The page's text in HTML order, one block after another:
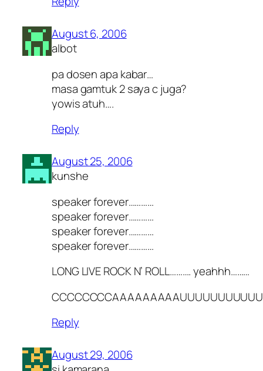
August 6, 2006
albot
pa dosen apa kabar…
masa gamtuk 2 saya c juga?
yowis atuh….
Reply
August 25, 2006
kunshe
speaker forever…………
speaker forever…………
speaker forever…………
speaker forever…………
LONG LIVE ROCK N’ ROLL………. yeahhh………
Reply
August 29, 2006